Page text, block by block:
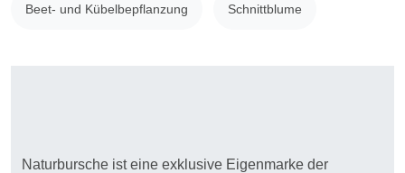
Beet- und Kübelbepflanzung Schnittblume
Naturbursche ist eine exklusive Eigenmarke der